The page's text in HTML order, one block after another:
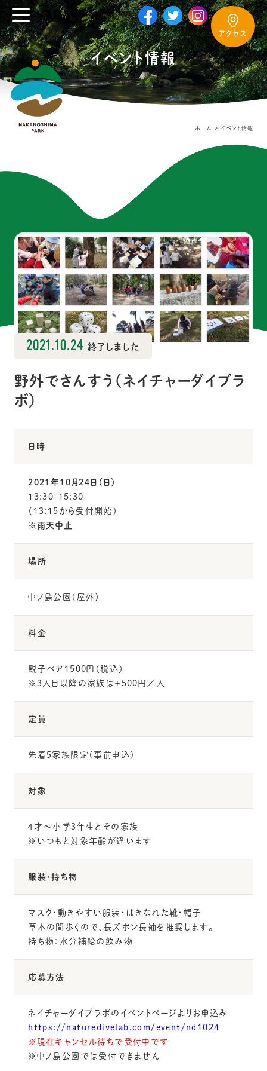
アクセス
イベント情報
ホーム イベント情報
2021.10.24 終了しました
野外でさんすう（ネイチャーダイブラ
ボ）
日時
2021年10月24日（日）
13:30-15:30
（13:15から受付開始）
※ 雨天中止
場所
中ノ島公園（屋外）
料金
親子ペア1500円（税込）
※３人目以降の家族は＋500円／人
定員
先着５家族限定（事前申込）
対象
４才〜小学３年生とその家族
※いつもと対象年齢が違います
服装・持ち物
マスク・動きやすい服装・はきなれた靴・帽子
草木の間歩くので、長ズボン長袖を推奨します。
持ち物：水分補給の飲み物
応募方法
ネイチャーダイブラボのイベントページよりお申込み
https://naturedivelab.com/event/nd1024
※現在キャンセル待ちで受付中です
※中ノ島公園では受付できません